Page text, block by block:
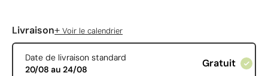
Livraison+ Voir le calendrier
Date de livraison standard
20/08 au 24/08
Gratuit